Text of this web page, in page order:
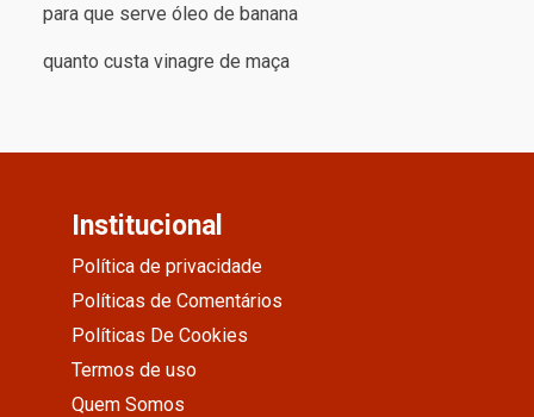
para que serve óleo de banana
quanto custa vinagre de maça
Institucional
Política de privacidade
Políticas de Comentários
Políticas De Cookies
Termos de uso
Quem Somos